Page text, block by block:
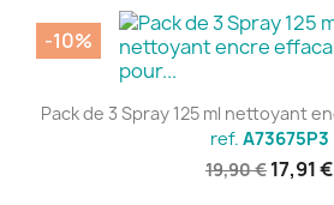
Pack de 3 Spray 125 ml nettoyant
ref. A73675P3
19,90 € 17,91 €
-10%